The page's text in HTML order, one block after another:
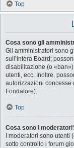
Top
Cosa sono gli
Gli amministratori sono
sull’intera Board;
disabilitazione (o
utenti, ecc. Inoltre,
autorizzazioni concesse
Fondatore).
Top
Cosa sono i
I moderatori sono
sotto controllo i forum